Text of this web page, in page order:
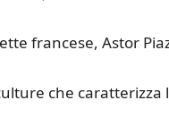
francese, Astor
che